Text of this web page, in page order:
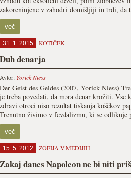
zakoreninjene v zahodni domišljiji in trdi, da
več
31. 1. 2015 KOTIČEK
Duh denarja
Avtor: Yorick Niess
Der Geist des Geldes (2007, Yorick Niess)
je treba povedati, da mora denar krožiti. Vse
zdravi otroci niso rezultat tiskanja koščkov
Trenutno živimo v fevdalizmu, ki se odlikuje
več
15. 5. 2012 ZOFIJA V MEDIJIH
Zakaj danes Napoleon ne bi niti